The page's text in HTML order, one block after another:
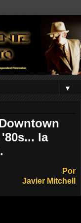
▼
la
Por
Javier Mitchell